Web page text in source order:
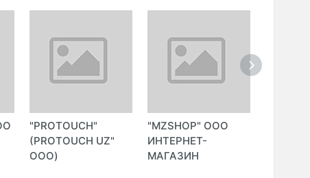
"PROTOUCH"
(PROTOUCH UZ"
ООО)
"MZSHOP" ООО
ИНТЕРНЕТ-
МАГАЗИН